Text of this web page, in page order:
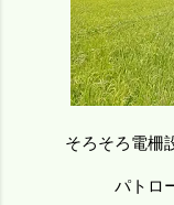
そろそろ電柵
パトロ